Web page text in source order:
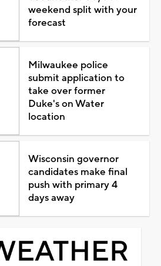
weekend split with your
forecast
Milwaukee police
submit application to
take over former
Duke's on Water
location
Wisconsin governor
candidates make final
push with primary 4
days away